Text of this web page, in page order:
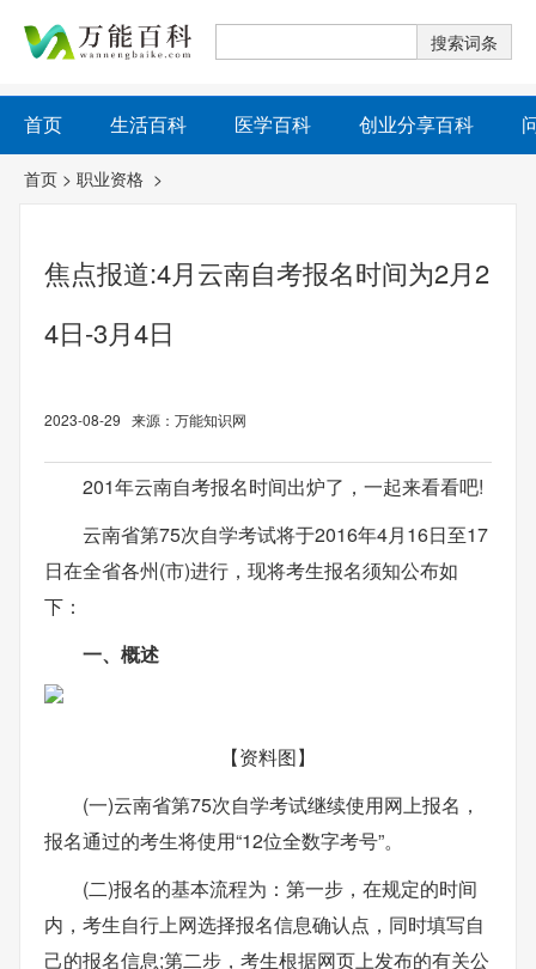
首页 生活百科 医学百科 创业分享百科
首页 > 职业资格 >
焦点报道:4月云南自考报名时间为2月2
4日-3月4日
2023-08-29 来源：万能知识网
201年云南自考报名时间出炉了，一起来看看吧!
云南省第75次自学考试将于2016年4月16日至17
日在全省各州(市)进行，现将考生报名须知公布如
下：
一、概述
【资料图】
(一)云南省第75次自学考试继续使用网上报名，
报名通过的考生将使用“12位全数字考号”。
(二)报名的基本流程为：第一步，在规定的时间
内，考生自行上网选择报名信息确认点，同时填写自
己的报名信息;第二步，考生根据网页上发布的有关公